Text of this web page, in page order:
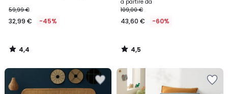
59,99 €
32,99 € -45%
4,4
/
a partire da
109,00 €
43,60 € -60%
4,5
/